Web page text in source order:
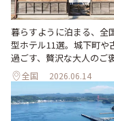
暮らすように泊まる、全
型ホテル11選。城下町や
過ごす、贅沢な大人のご
全国 2026.06.14